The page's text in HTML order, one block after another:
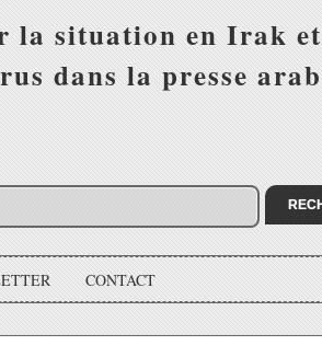
la situation en Irak
dans la presse
CONTACT